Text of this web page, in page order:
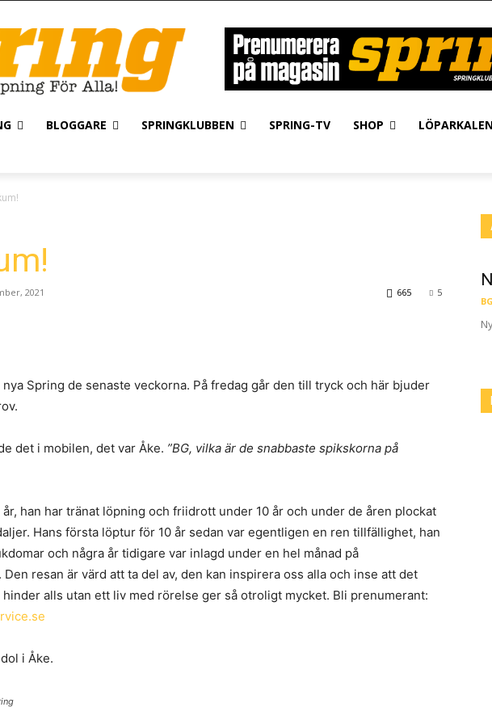
BLOGGARE SPRINGKLUBBEN SPRING-TV SHOP
2021 5
665
Spring de senaste veckorna. På fredag går den till tryck och här bjuder
det i mobilen, det var Åke. ”BG, vilka är de snabbaste spikskorna på
han har tränat löpning och friidrott under 10 år och under de åren plockat
Hans första löptur för 10 år sedan var egentligen en ren tillfällighet, han
och några år tidigare var inlagd under en hel månad på
resan är värd att ta del av, den kan inspirera oss alla och inse att det
alls utan ett liv med rörelse ger så otroligt mycket. Bli prenumerant:
i Åke.